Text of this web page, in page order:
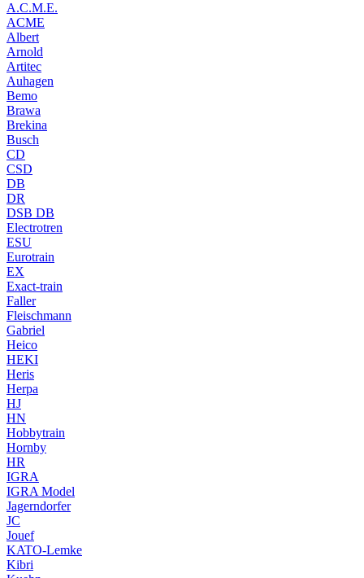
A.C.M.E.
ACME
Albert
Arnold
Artitec
Auhagen
Bemo
Brawa
Brekina
Busch
CD
CSD
DB
DR
DSB DB
Electrotren
ESU
Eurotrain
EX
Exact-train
Faller
Fleischmann
Gabriel
Heico
HEKI
Heris
Herpa
HJ
HN
Hobbytrain
Hornby
HR
IGRA
IGRA Model
Jagerndorfer
JC
Jouef
KATO-Lemke
Kibri